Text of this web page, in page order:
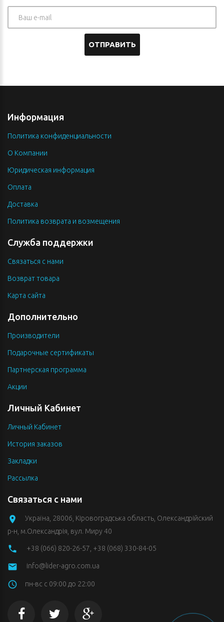
ОТПРАВИТЬ
Информация
Политика конфиденциальности
О Компании
Юридическая информация
Оплата
Доставка
Политика возврата и возмещения
Служба поддержки
Связаться с нами
Возврат товара
Карта сайта
Дополнительно
Производители
Подарочные сертификаты
Партнерская программа
Акции
Личный Кабинет
Личный Кабинет
История заказов
Закладки
Рассылка
Связаться с нами
Україна, 28006, Кіровоградська область, Олександрійский
р-н, м.Олександрія, вул. Миру 40
+38 (066) 820-26-57 +38 (068) 330-84-05
info@lider-agro.com.ua
пн-вс с 09:00 до 22:00